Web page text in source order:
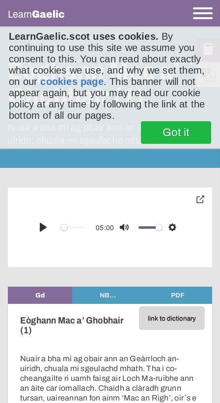
LearnGaelic.scot uses cookies. By
continuing to use this site we assume you
consent to this. You can read about exactly
what cookies we use, and why we set them,
on ourcookies page. This banner will not
appear again, but you may read our cookie
policy at any time by following the link at the
bottom of all our pages.
Got it
LearnGaelic
Eòghann Mac a’
Ghobhair (1)
Nuair a bha mi ag obair ann an Geàrrloch an-
uiridh, chuala mi sgeulachd mhath.
Play
05:00
Mute Settings
toggle
Gd NB… PDF
link to dictionary
Eòghann Mac a’ Ghobhair
(1)
Nuair a bha mi ag obair ann an Geàrrloch an-
uiridh, chuala mi sgeulachd mhath. Tha i co-
cheangailte ri uamh faisg air Loch Ma-ruibhe ann
an àite car iomallach. Chaidh a clàradh grunn
tursan, uaireannan fon ainm ‘Mac an Rìgh’, oir ʼs e